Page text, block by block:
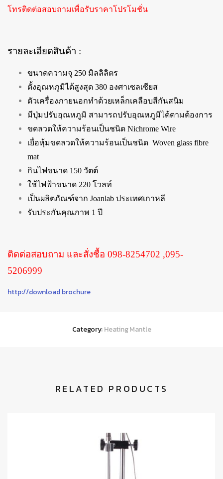
โทรติดต่อสอบถามเพื่อรับราคาโปรโมชั่น
รายละเอียดสินค้า :
ขนาดความจุ 250 มิลลิลิตร
ตั้งอุณหภูมิได้สูงสุด 380 องศาเซลเซียส
ตัวเครื่องภายนอกทำด้วยเหล็กเคลือบสีกันสนิม
มีปุ่มปรับอุณหภูมิ สามารถปรับอุณหภูมิได้ตามต้องการ
ขดลวดให้ความร้อนเป็นชนิด Nichrome Wire
เยื่อหุ้มขดลวดให้ความร้อนเป็นชนิด Woven glass fibre
mat
กินไฟขนาด 150 วัตต์
ใช้ไฟฟ้าขนาด 220 โวลท์
เป็นผลิตภัณฑ์จาก Joanlab ประเทศเกาหลี
รับประกันคุณภาพ 1 ปี
ติดต่อสอบถาม และสั่งชื้อ 098-8254702 ,095-
5206999
http://download brochure
Category:Heating Mantle
RELATED PRODUCTS